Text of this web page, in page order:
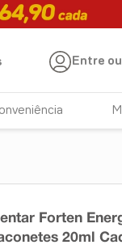
Entre
Forten
20ml